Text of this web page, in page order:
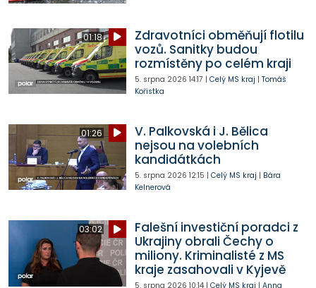
01:18
Zdravotníci obměňují flotilu
vozů. Sanitky budou
rozmístěny po celém kraji
5. srpna 2026 14:17 | Celý MS kraj | Tomáš
Kořistka
01:26
V. Palkovská i J. Bělica
nejsou na volebních
kandidátkách
5. srpna 2026 12:15 | Celý MS kraj | Bára
Kelnerová
03:02
Falešní investiční poradci z
Ukrajiny obrali Čechy o
miliony. Kriminalisté z MS
kraje zasahovali v Kyjevě
5. srpna 2026 10:14| Celý MS kraj | Anna